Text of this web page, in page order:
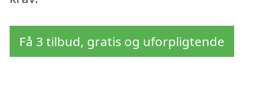
Få 3 tilbud, gratis og uforpligtende